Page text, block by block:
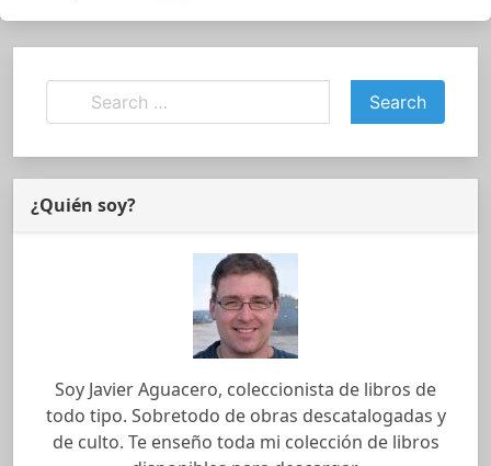
¿Quién soy?
Soy Javier Aguacero, coleccionista de libros de
todo tipo. Sobretodo de obras descatalogadas y
de culto. Te enseño toda mi colección de libros